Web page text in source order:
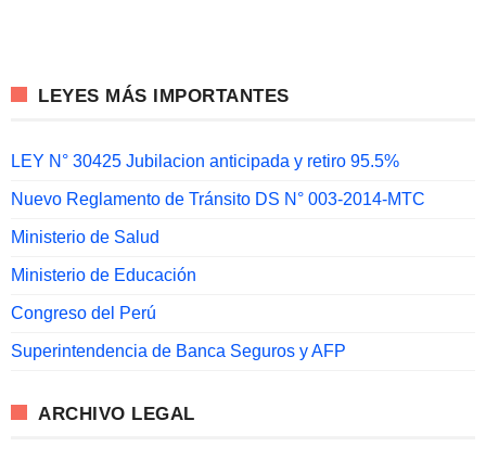
LEYES MÁS IMPORTANTES
LEY N° 30425 Jubilacion anticipada y retiro 95.5%
Nuevo Reglamento de Tránsito DS N° 003-2014-MTC
Ministerio de Salud
Ministerio de Educación
Congreso del Perú
Superintendencia de Banca Seguros y AFP
ARCHIVO LEGAL